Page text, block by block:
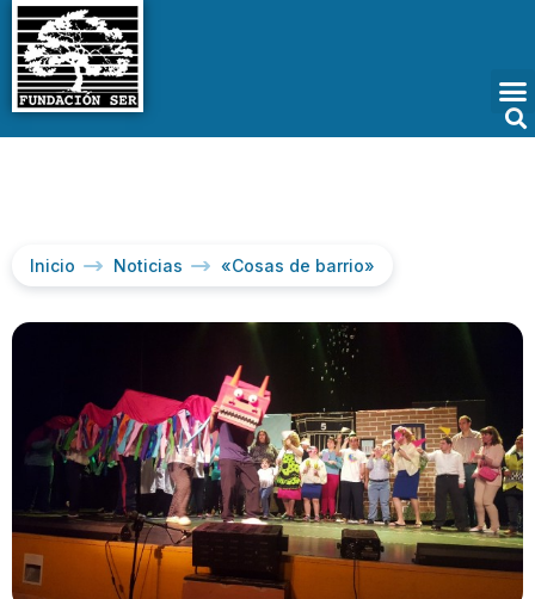
Inicio Noticias «Cosas de barrio»